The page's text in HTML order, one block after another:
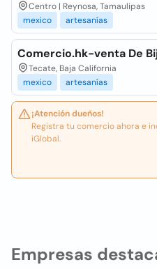
Empresas
Centro | Reynosa, Tamaulipas
mexico
artesanías
Comercio.hk-venta De
Tecate, Baja California
mexico
artesanías
¡Atención dueños!
Registra tu comercio ahora e
iGlobal.